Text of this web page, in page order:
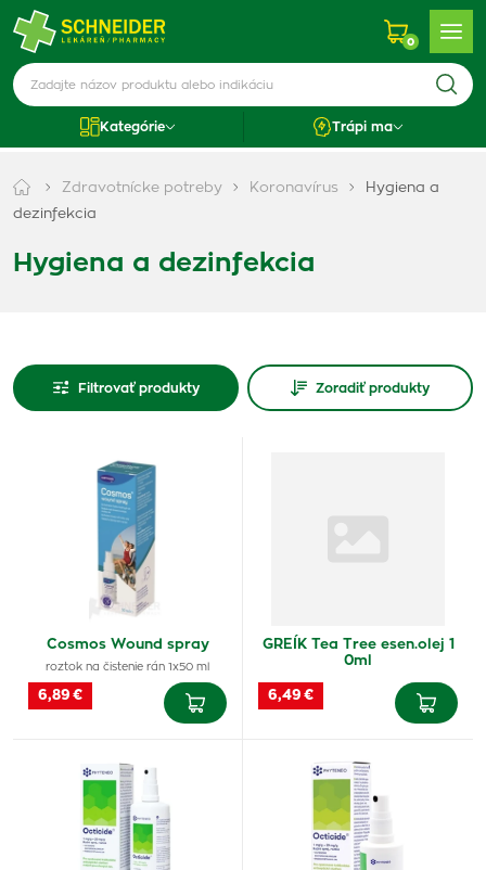
0
Kategórie Trápi ma
Zdravotnícke potreby Koronavírus
Hygiena a
dezinfekcia
Hygiena a dezinfekcia
Filtrovať produkty Zoradiť produkty
Cosmos Wound spray
roztok na čistenie rán 1x50 ml
6,89 €
GREÍK Tea Tree esen.olej 1
0ml
6,49 €